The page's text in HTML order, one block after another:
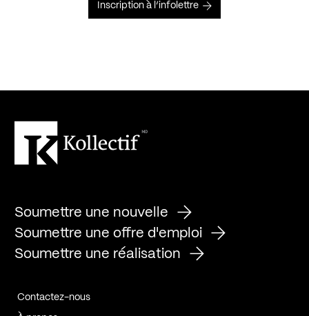
Inscription à l’infolettre
Soumettre une nouvelle
Soumettre une offre d'emploi
Soumettre une réalisation
Contactez-nous